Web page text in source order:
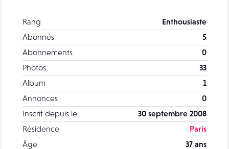
Rang
Enthousiaste
Abonnés
5
Abonnements
0
Photos
33
Album
1
Annonces
0
Inscrit depuis le
30 septembre 2008
Résidence
Paris
Âge
37 ans